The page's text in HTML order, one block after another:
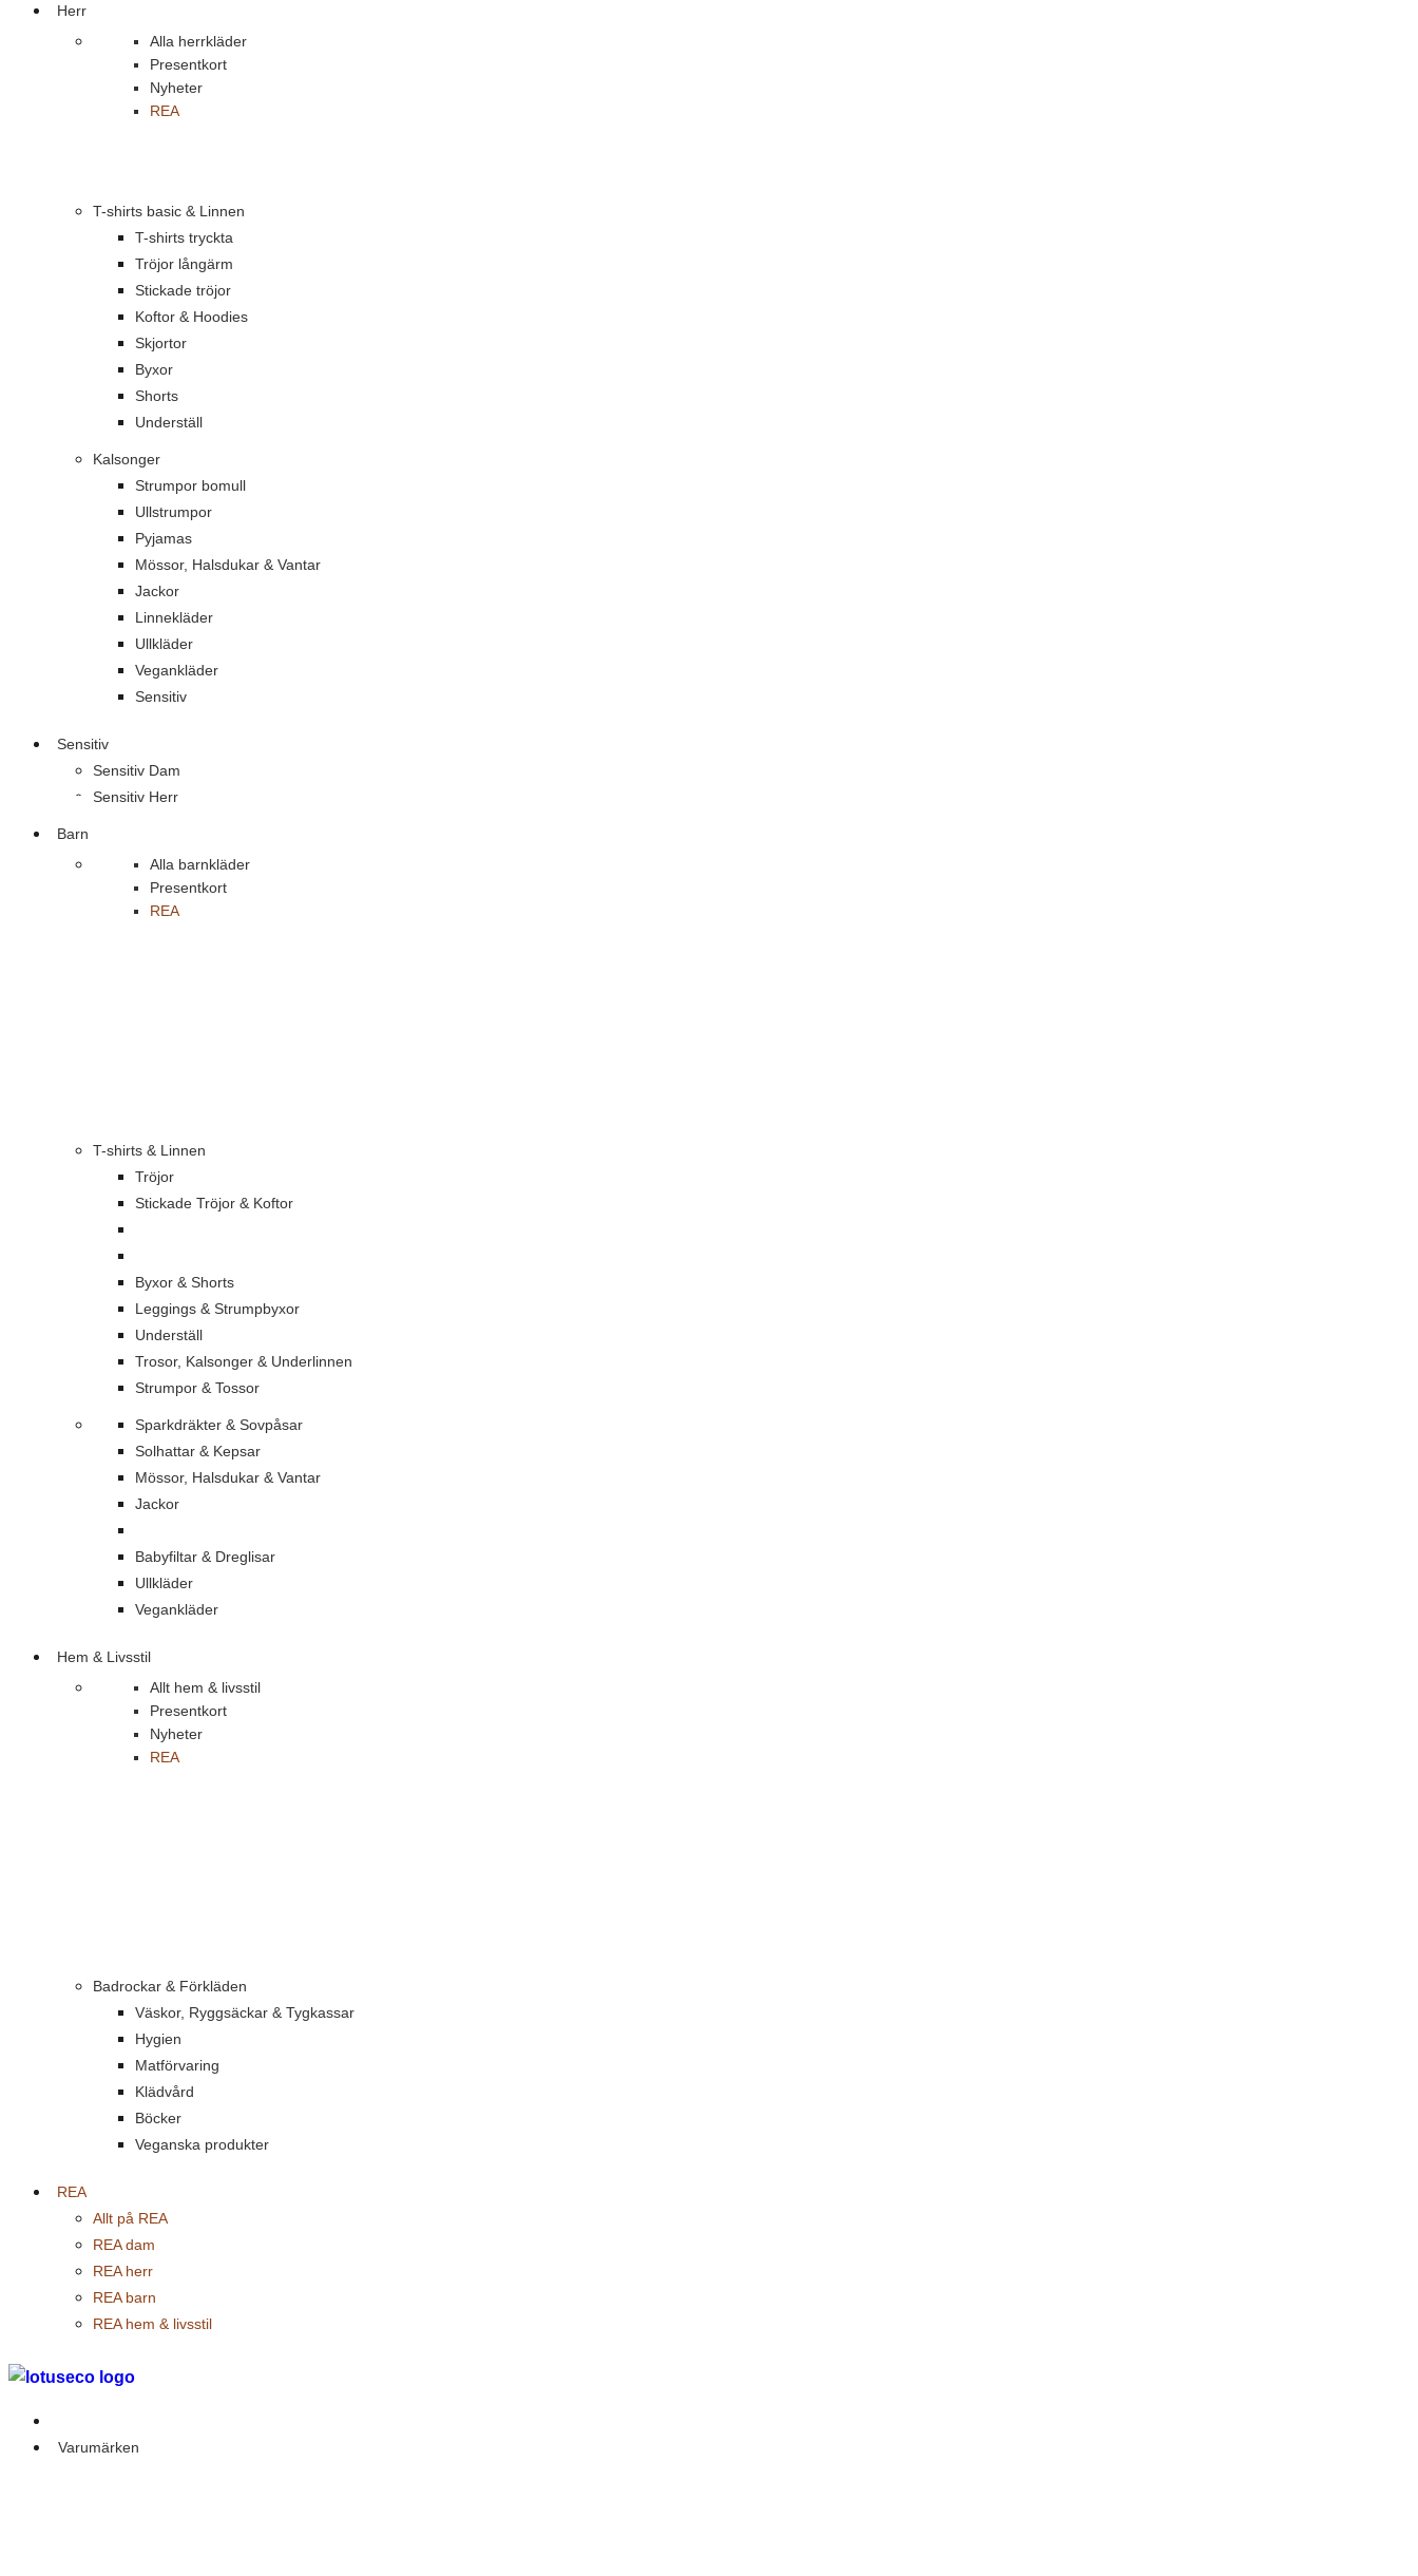
Herr
Alla herrkläder
Presentkort
Nyheter
REA
T-shirts basic & Linnen
T-shirts tryckta
Tröjor långärm
Stickade tröjor
Koftor & Hoodies
Skjortor
Byxor
Shorts
Underställ
Kalsonger
Strumpor bomull
Ullstrumpor
Pyjamas
Mössor, Halsdukar & Vantar
Jackor
Linnekläder
Ullkläder
Vegankläder
Sensitiv
Sensitiv
Sensitiv Dam
Sensitiv Herr
Barn
Alla barnkläder
Presentkort
REA
T-shirts & Linnen
Tröjor
Stickade Tröjor & Koftor
Byxor & Shorts
Leggings & Strumpbyxor
Underställ
Trosor, Kalsonger & Underlinnen
Strumpor & Tossor
Sparkdräkter & Sovpåsar
Solhattar & Kepsar
Mössor, Halsdukar & Vantar
Jackor
Babyfiltar & Dreglisar
Ullkläder
Vegankläder
Hem & Livsstil
Allt hem & livsstil
Presentkort
Nyheter
REA
Badrockar & Förkläden
Väskor, Ryggsäckar & Tygkassar
Hygien
Matförvaring
Klädvård
Böcker
Veganska produkter
REA
Allt på REA
REA dam
REA herr
REA barn
REA hem & livsstil
Varumärken